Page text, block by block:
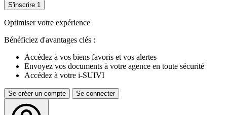
S'inscrire 1
Optimiser votre expérience
Bénéficiez d'avantages clés :
Accédez à vos biens favoris et vos alertes
Envoyez vos documents à votre agence en toute sécurité
Accédez à votre i-SUIVI
Se créer un compte Se connecter